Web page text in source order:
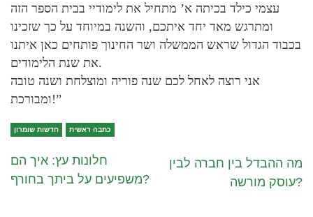
עצמי כילד בכיתה א’ מתחיל את לימודיי בבית הספר הזה
ומתרגש מאד יחד איתכם, והשנה במיוחד על כך שזכינו
בכבוד הגדול שראש הממשלה ושר החינוך פותחים כאן איתנו
את שנת הלימודים.
אני רוצה לאחל לכם שנה פוריה ומוצלחת ושנה טובה
ומבורכת!”
חדשות שומרון כתבה ראשית
חלונות עץ: איך הם
משפיעים על ביתך בחורף?
מה ההבדל בין חברה לבין
עוסק מורשה?